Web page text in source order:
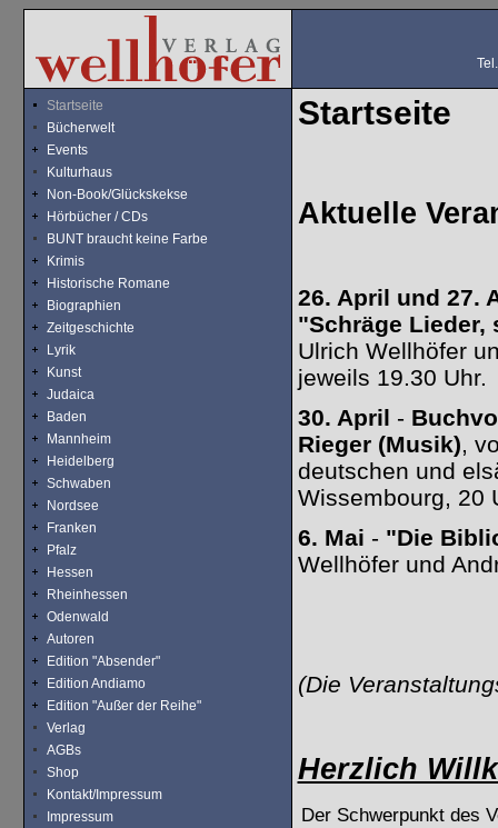
Startseite
Bücherwelt
Events
Kulturhaus
Non-Book/Glückskekse
Hörbücher / CDs
BUNT braucht keine Farbe
Krimis
Historische Romane
Biographien
Zeitgeschichte
Lyrik
Kunst
Judaica
Baden
Mannheim
Heidelberg
Schwaben
Nordsee
Franken
Pfalz
Hessen
Rheinhessen
Odenwald
Autoren
Edition "Absender"
Edition Andiamo
Edition "Außer der Reihe"
Verlag
AGBs
Shop
Kontakt/Impressum
Impressum
Startseite
Aktuelle
26. April und 27.
"Schräge Lieder,
Ulrich Wellhöfer
jeweils 19.30 Uhr.
30. April -
Rieger (Musik),
deutschen und
Wissembourg, 20
6. Mai - "Die
Wellhöfer und
(Die
Herzlich
Der Schwerpunkt des